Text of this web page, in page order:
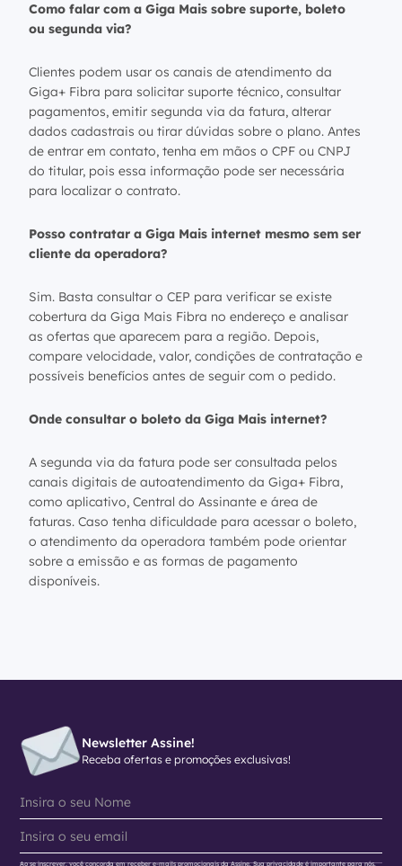
Como falar com a Giga Mais sobre suporte, boleto
ou segunda via?
Clientes podem usar os canais de atendimento da
Giga+ Fibra para solicitar suporte técnico, consultar
pagamentos, emitir segunda via da fatura, alterar
dados cadastrais ou tirar dúvidas sobre o plano. Antes
de entrar em contato, tenha em mãos o CPF ou CNPJ
do titular, pois essa informação pode ser necessária
para localizar o contrato.
Posso contratar a Giga Mais internet mesmo sem ser
cliente da operadora?
Sim. Basta consultar o CEP para verificar se existe
cobertura da Giga Mais Fibra no endereço e analisar
as ofertas que aparecem para a região. Depois,
compare velocidade, valor, condições de contratação e
possíveis benefícios antes de seguir com o pedido.
Onde consultar o boleto da Giga Mais internet?
A segunda via da fatura pode ser consultada pelos
canais digitais de autoatendimento da Giga+ Fibra,
como aplicativo, Central do Assinante e área de
faturas. Caso tenha dificuldade para acessar o boleto,
o atendimento da operadora também pode orientar
sobre a emissão e as formas de pagamento
disponíveis.
Newsletter Assine!
Receba ofertas e promoções exclusivas!
Ao se inscrever, você concorda em receber e-mails promocionais da Assine. Sua privacidade é importante para nós.